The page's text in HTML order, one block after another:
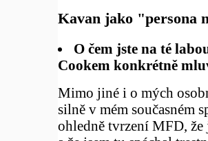
Kavan jako "persona
O čem jste na té
Cookem konkrétně
Mimo jiné i o mých
silně v mém současném
ohledně tvrzení MFD,